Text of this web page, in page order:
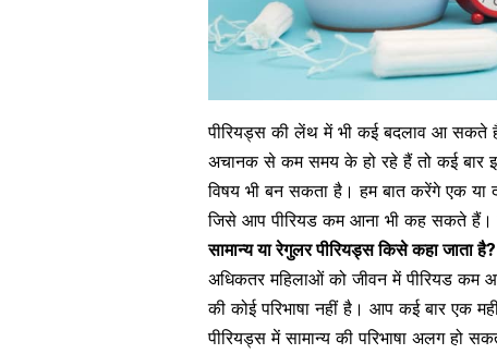
पीरियड्स की लेंथ में भी कई बदलाव आ सकते
अचानक से कम समय के हो रहे हैं तो कई बार
विषय भी बन सकता है। हम बात करेंगे एक
जिसे आप पीरियड कम आना भी कह सकते हैं।
सामान्य या रेगुलर पीरियड्स किसे कहा
अधिकतरमहिलाओं को जीवन में पीरियड कम
की कोई परिभाषा नहीं है। आप कई बार एक
पीरियड्स में सामान्य की परिभाषा अलग हो